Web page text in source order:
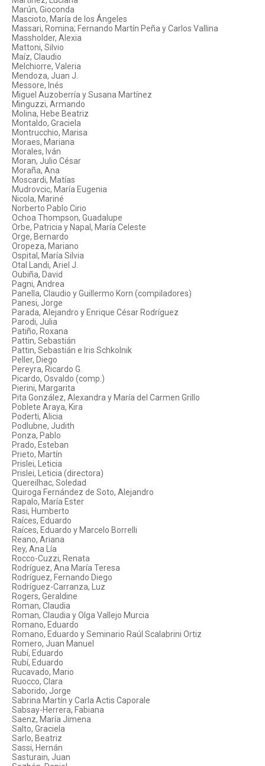
Marún, Gioconda
Mascioto, María de los Ángeles
Massari, Romina; Fernando Martín Peña y Carlos Vallina
Massholder, Alexia
Mattoni, Silvio
Maíz, Claudio
Melchiorre, Valeria
Mendoza, Juan J.
Messore, Inés
Miguel Auzoberría y Susana Martínez
Minguzzi, Armando
Molina, Hebe Beatriz
Montaldo, Graciela
Montrucchio, Marisa
Moraes, Mariana
Morales, Iván
Moran, Julio César
Moraña, Ana
Moscardi, Matías
Mudrovcic, María Eugenia
Nicola, Mariné
Norberto Pablo Cirio
Ochoa Thompson, Guadalupe
Orbe, Patricia y Napal, María Celeste
Orge, Bernardo
Oropeza, Mariano
Ospital, María Silvia
Otal Landi, Ariel J.
Oubiña, David
Pagni, Andrea
Panella, Claudio y Guillermo Korn (compiladores)
Panesi, Jorge
Parada, Alejandro y Enrique César Rodríguez
Parodi, Julia
Patiño, Roxana
Pattin, Sebastián
Pattin, Sebastián e Iris Schkolnik
Peller, Diego
Pereyra, Ricardo G.
Picardo, Osvaldo (comp.)
Pierini, Margarita
Pita González, Alexandra y María del Carmen Grillo
Poblete Araya, Kira
Poderti, Alicia
Podlubne, Judith
Ponza, Pablo
Prado, Esteban
Prieto, Martín
Prislei, Leticia
Prislei, Leticia (directora)
Quereilhac, Soledad
Quiroga Fernández de Soto, Alejandro
Rapalo, María Ester
Rasi, Humberto
Raíces, Eduardo
Raíces, Eduardo y Marcelo Borrelli
Reano, Ariana
Rey, Ana Lía
Rocco-Cuzzi, Renata
Rodríguez, Ana María Teresa
Rodríguez, Fernando Diego
Rodríguez-Carranza, Luz
Rogers, Geraldine
Roman, Claudia
Roman, Claudia y Olga Vallejo Murcia
Romano, Eduardo
Romano, Eduardo y Seminario Raúl Scalabrini Ortiz
Romero, Juan Manuel
Rubí, Eduardo
Rubí, Eduardo
Rucavado, Mario
Ruocco, Clara
Saborido, Jorge
Sabrina Martín y Carla Actis Caporale
Sabsay-Herrera, Fabiana
Saenz, María Jimena
Salto, Graciela
Sarlo, Beatriz
Sassi, Hernán
Sasturain, Juan